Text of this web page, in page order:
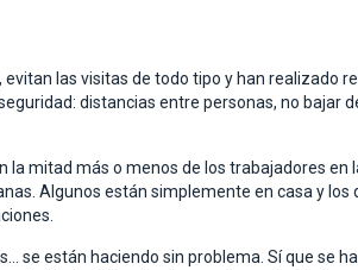
las visitas de todo tipo y han realizado
distancias entre personas, no bajar
mitad más o menos de los trabajadores en
Algunos están simplemente en casa y
se están haciendo sin problema. Sí que se